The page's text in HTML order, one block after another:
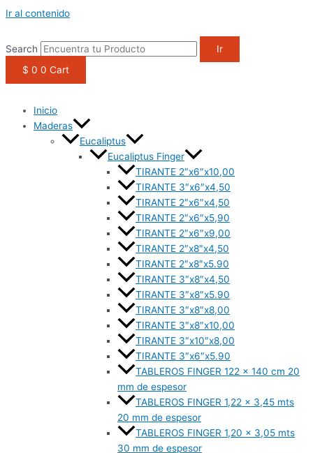
Ir al contenido
Search
Ir
$ 0 0 Cart
Inicio
Maderas
Eucaliptus
Eucaliptus Finger
TIRANTE 2″x6″x10,00
TIRANTE 3″x6″x4,50
TIRANTE 2″x6″x4,50
TIRANTE 2″x6″x5,90
TIRANTE 2″x6″x9,00
TIRANTE 2″x8″x4,50
TIRANTE 2″x8″x5.90
TIRANTE 3″x8″x4,50
TIRANTE 3″x8″x5.90
TIRANTE 3″x8″x8,00
TIRANTE 3″x8″x10,00
TIRANTE 3″x10″x8,00
TIRANTE 3″x6″x5.90
TABLEROS FINGER 122 x 140 cm 20
mm de espesor
TABLEROS FINGER 1,22 x 3,45 mts
20 mm de espesor
TABLEROS FINGER 1,20 x 3,05 mts
30 mm de espesor